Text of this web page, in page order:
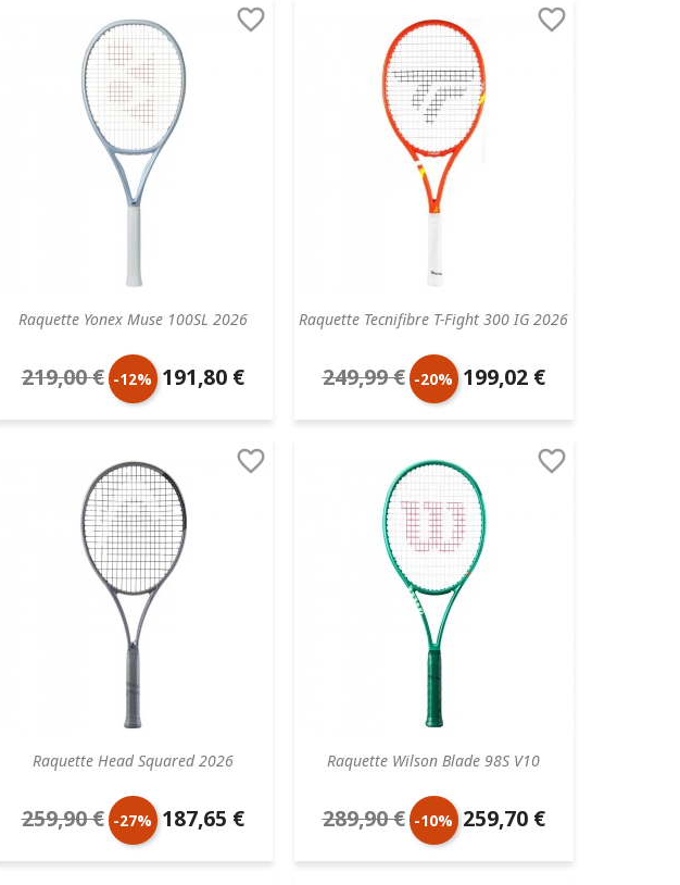
Raquette Yonex Muse 100SL 2026

Prix
de
219,00 € -12% Prix
unitaire
191,80 €
Raquette Tecnifibre T-Fight 300 IG 2026

Prix
de
249,99 € -20% Prix
unitaire
199,02 €
Raquette Head Squared 2026

Prix
de
259,90 € -27% Prix
unitaire
187,65 €
Raquette Wilson Blade 98S V10

Prix
de
289,90 € -10% Prix
unitaire
259,70 €